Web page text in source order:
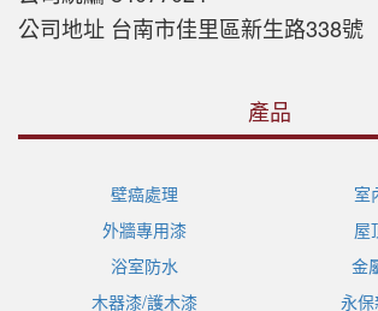
公司地址 台南市佳里區新生路338號
產品
壁癌處理
室
外牆專用漆
屋
浴室防水
金
木器漆/護木漆
永保